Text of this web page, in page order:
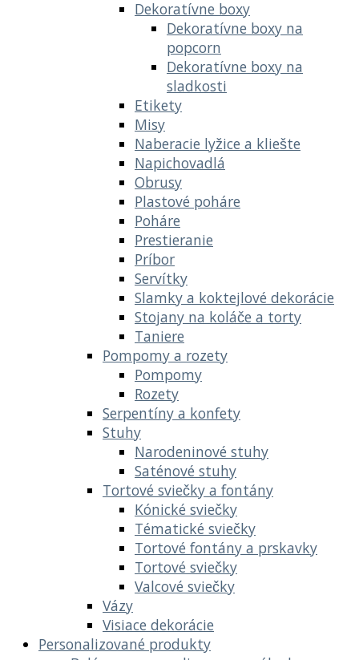
Dekoratívne boxy
Dekoratívne boxy na
popcorn
Dekoratívne boxy na
sladkosti
Etikety
Misy
Naberacie lyžice a kliešte
Napichovadlá
Obrusy
Plastové poháre
Poháre
Prestieranie
Príbor
Servítky
Slamky a koktejlové dekorácie
Stojany na koláče a torty
Taniere
Pompomy a rozety
Pompomy
Rozety
Serpentíny a konfety
Stuhy
Narodeninové stuhy
Saténové stuhy
Tortové sviečky a fontány
Kónické sviečky
Tématické sviečky
Tortové fontány a prskavky
Tortové sviečky
Valcové sviečky
Vázy
Visiace dekorácie
Personalizované produkty